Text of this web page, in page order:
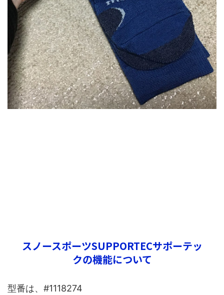
スノースポーツSUPPORTECサポーテッ
クの機能について
型番は、#1118274